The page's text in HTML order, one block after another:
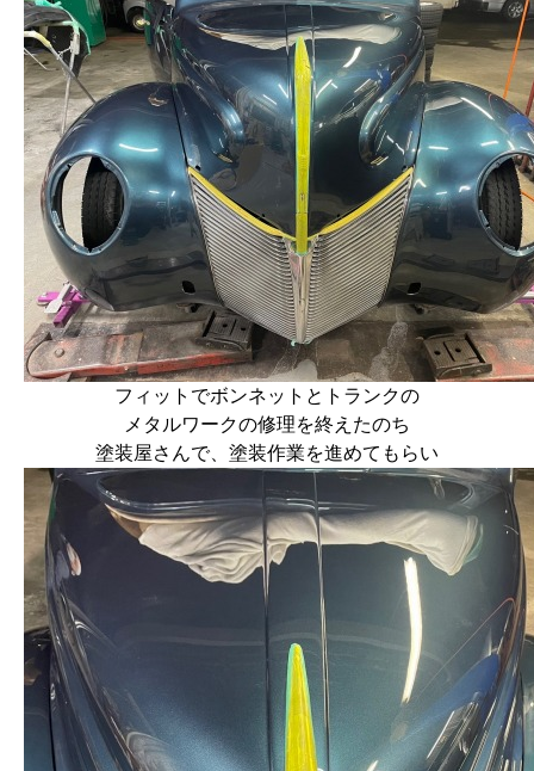
フィットでボンネットとトランクの
メタルワークの修理を終えたのち
塗装屋さんで、塗装作業を進めてもらい